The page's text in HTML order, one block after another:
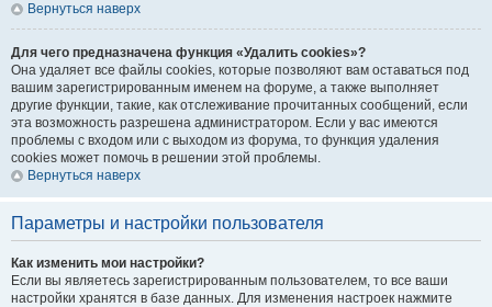
Вернуться наверх
Для чего предназначена функция «Удалить cookies»?
Она удаляет все файлы cookies, которые позволяют вам оставаться под
вашим зарегистрированным именем на форуме, а также выполняет
другие функции, такие, как отслеживание прочитанных сообщений, если
эта возможность разрешена администратором. Если у вас имеются
проблемы с входом или с выходом из форума, то функция удаления
cookies может помочь в решении этой проблемы.
Вернуться наверх
Параметры и настройки пользователя
Как изменить мои настройки?
Если вы являетесь зарегистрированным пользователем, то все ваши
настройки хранятся в базе данных. Для изменения настроек нажмите